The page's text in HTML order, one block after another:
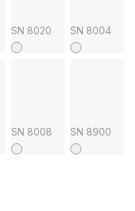
SN 8020 SN 8004
SN 8008 SN 8900